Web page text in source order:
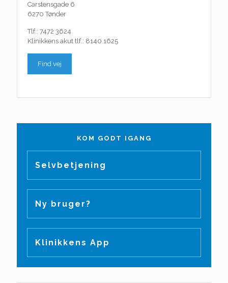
Carstensgade 6
6270 Tønder
Tlf.: 7472 3624
Klinikkens akut tlf.: 8140 1625
Find vej
KOM GODT IGANG
Selvbetjening
Ny bruger?
Klinikkens App